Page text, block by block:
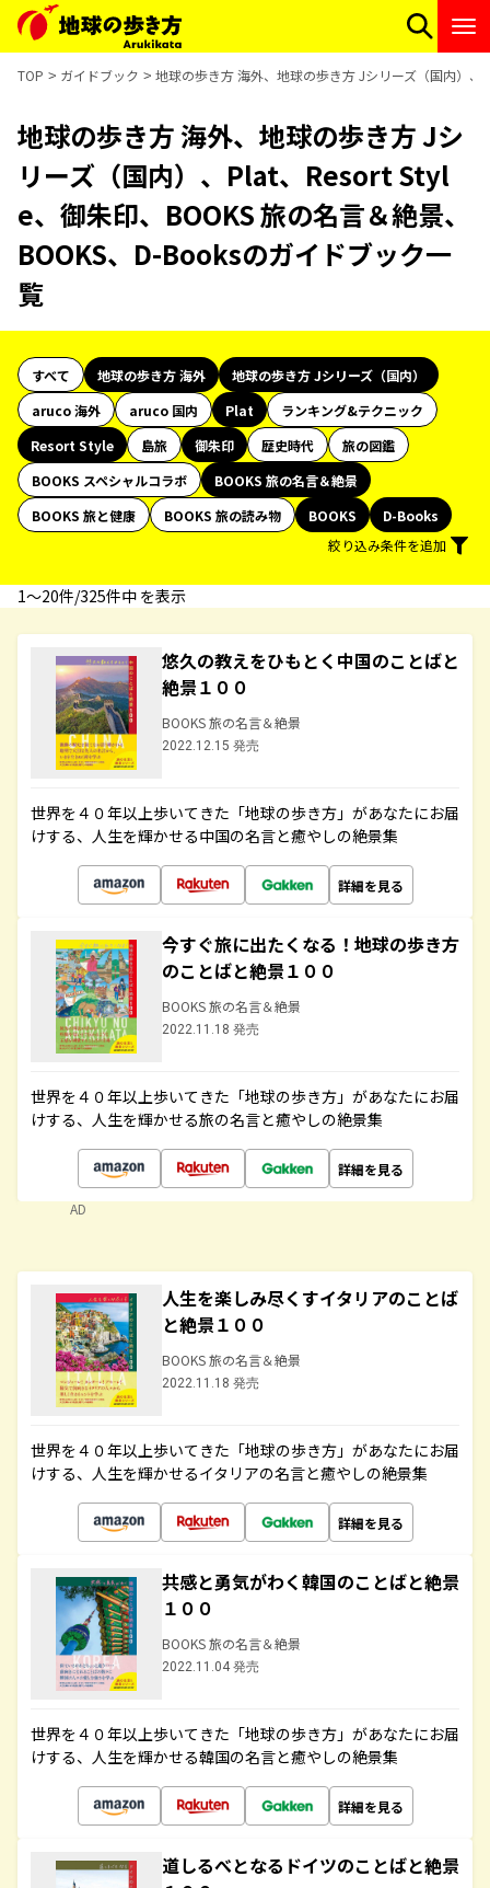
TOP ガイドブック 地球の歩き方 海外、地球の歩き方 Jシリーズ（国内）
地球の歩き方 海外、地球の歩き方 Jシ
リーズ（国内）、Plat、Resort Styl
e、御朱印、BOOKS 旅の名言＆絶景、
BOOKS、D-Booksのガイドブック一
覧
すべて 地球の歩き方 海外
地球の歩き方 Jシリーズ（国内）
aruco 海外
aruco 国内 Plat
ランキング&テクニック
Resort Style
島旅 御朱印 歴史時代
旅の図鑑
BOOKS スペシャルコラボ
BOOKS 旅の名言＆絶景
BOOKS 旅と健康
BOOKS 旅の読み物 BOOKS
D-Books
絞り込み条件を追加
1〜20件/325件中 を表示
悠久の教えをひもとく中国のことばと
絶景１００
BOOKS 旅の名言＆絶景
2022.12.15 発売
世界を４０年以上歩いてきた「地球の歩き方」があなたにお届
けする、人生を輝かせる中国の名言と癒やしの絶景集
詳細を見る
今すぐ旅に出たくなる！地球の歩き方
のことばと絶景１００
BOOKS 旅の名言＆絶景
2022.11.18 発売
世界を４０年以上歩いてきた「地球の歩き方」があなたにお届
けする、人生を輝かせる旅の名言と癒やしの絶景集
詳細を見る
AD
人生を楽しみ尽くすイタリアのことば
と絶景１００
BOOKS 旅の名言＆絶景
2022.11.18 発売
世界を４０年以上歩いてきた「地球の歩き方」があなたにお届
けする、人生を輝かせるイタリアの名言と癒やしの絶景集
詳細を見る
共感と勇気がわく韓国のことばと絶景
１００
BOOKS 旅の名言＆絶景
2022.11.04 発売
世界を４０年以上歩いてきた「地球の歩き方」があなたにお届
けする、人生を輝かせる韓国の名言と癒やしの絶景集
詳細を見る
道しるべとなるドイツのことばと絶景